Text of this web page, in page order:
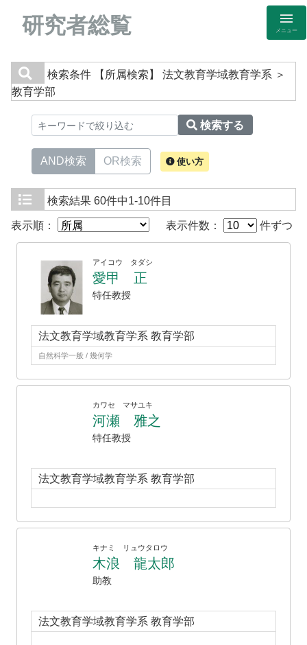
研究者総覧 メニュー
検索条件
【所属検索】 法文教育学域教育学系 ＞
教育学部
検索する
AND検索 OR検索 使い方
検索結果 60件中1-10件目
表示順： 表示件数： 件ずつ
アイコウ タダシ
愛甲 正
特任教授
法文教育学域教育学系 教育学部
自然科学一般 / 幾何学
カワセ マサユキ
河瀬 雅之
特任教授
法文教育学域教育学系 教育学部
キナミ リュウタロウ
木浪 龍太郎
助教
法文教育学域教育学系 教育学部